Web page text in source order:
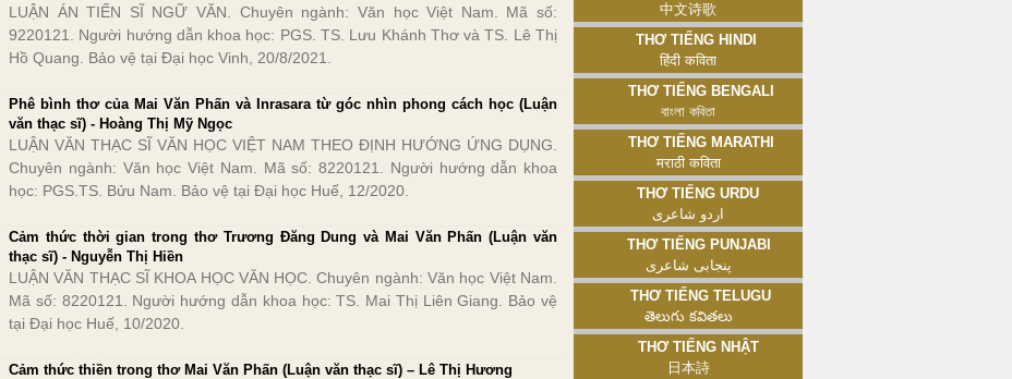
LUẬN ÁN TIẾN SĨ NGỮ VĂN. Chuyên ngành: Văn học Việt Nam. Mã số:
9220121. Người hướng dẫn khoa học: PGS. TS. Lưu Khánh Thơ và TS. Lê Thị
Hồ Quang. Bảo vệ tại Đại học Vinh, 20/8/2021.
Phê bình thơ của Mai Văn Phấn và Inrasara từ góc nhìn phong cách học (Luận
văn thạc sĩ) - Hoàng Thị Mỹ Ngọc
LUẬN VĂN THẠC SĨ VĂN HỌC VIỆT NAM THEO ĐỊNH HƯỚNG ỨNG DỤNG.
Chuyên ngành: Văn học Việt Nam. Mã số: 8220121. Người hướng dẫn khoa
học: PGS.TS. Bửu Nam. Bảo vệ tại Đại học Huế, 12/2020.
Cảm thức thời gian trong thơ Trương Đăng Dung và Mai Văn Phấn (Luận văn
thạc sĩ) - Nguyễn Thị Hiền
LUẬN VĂN THẠC SĨ KHOA HỌC VĂN HỌC. Chuyên ngành: Văn học Việt Nam.
Mã số: 8220121. Người hướng dẫn khoa học: TS. Mai Thị Liên Giang. Bảo vệ
tại Đại học Huế, 10/2020.
Cảm thức thiền trong thơ Mai Văn Phấn (Luận văn thạc sĩ) – Lê Thị Hương
中文诗歌
Thơ tiếng Hindi
हिंदी कविता
Thơ tiếng Bengali
বাংলা কবিতা
Thơ tiếng Marathi
मराठी कविता
Thơ tiếng Urdu
اردو شاعری
Thơ tiếng Punjabi
پنجابی شاعری
Thơ tiếng Telugu
తెలుగు కవితలు
Thơ tiếng Nhật
日本詩